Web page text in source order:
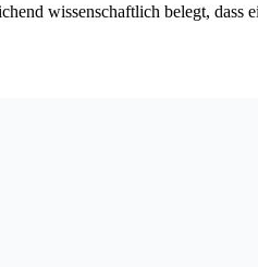
wissenschaftlich belegt, dass